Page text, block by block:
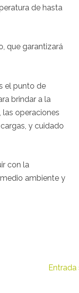
de hasta
que garantizará
el punto de
brindar a la
operaciones
y cuidado
con la
ambiente y
Entrada